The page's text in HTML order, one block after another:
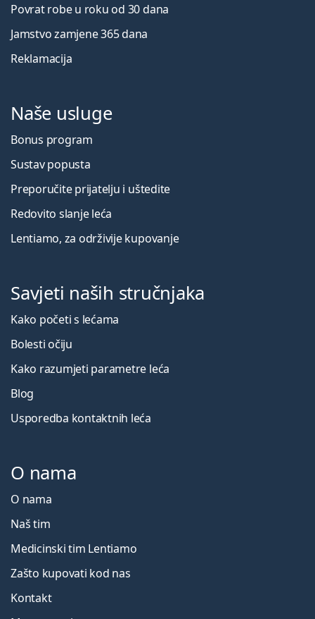
Povrat robe u roku od 30 dana
Jamstvo zamjene 365 dana
Reklamacija
Naše usluge
Bonus program
Sustav popusta
Preporučite prijatelju i uštedite
Redovito slanje leća
Lentiamo, za održivije kupovanje
Savjeti naših stručnjaka
Kako početi s lećama
Bolesti očiju
Kako razumjeti parametre leća
Blog
Usporedba kontaktnih leća
O nama
O nama
Naš tim
Medicinski tim Lentiamo
Zašto kupovati kod nas
Kontakt